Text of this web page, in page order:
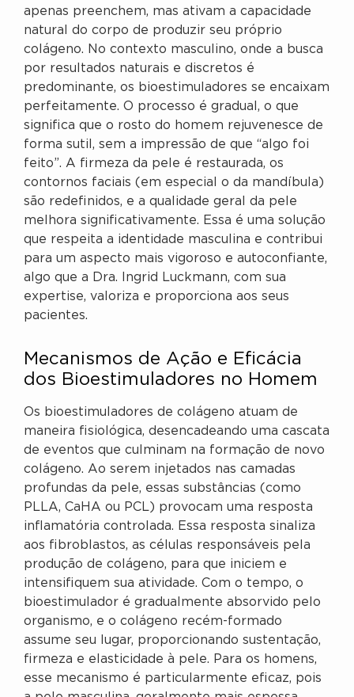
apenas preenchem, mas ativam a capacidade
natural do corpo de produzir seu próprio
colágeno. No contexto masculino, onde a busca
por resultados naturais e discretos é
predominante, os bioestimuladores se encaixam
perfeitamente. O processo é gradual, o que
significa que o rosto do homem rejuvenesce de
forma sutil, sem a impressão de que “algo foi
feito”. A firmeza da pele é restaurada, os
contornos faciais (em especial o da mandíbula)
são redefinidos, e a qualidade geral da pele
melhora significativamente. Essa é uma solução
que respeita a identidade masculina e contribui
para um aspecto mais vigoroso e autoconfiante,
algo que a Dra. Ingrid Luckmann, com sua
expertise, valoriza e proporciona aos seus
pacientes.
Mecanismos de Ação e Eficácia
dos Bioestimuladores no Homem
Os bioestimuladores de colágeno atuam de
maneira fisiológica, desencadeando uma cascata
de eventos que culminam na formação de novo
colágeno. Ao serem injetados nas camadas
profundas da pele, essas substâncias (como
PLLA, CaHA ou PCL) provocam uma resposta
inflamatória controlada. Essa resposta sinaliza
aos fibroblastos, as células responsáveis pela
produção de colágeno, para que iniciem e
intensifiquem sua atividade. Com o tempo, o
bioestimulador é gradualmente absorvido pelo
organismo, e o colágeno recém-formado
assume seu lugar, proporcionando sustentação,
firmeza e elasticidade à pele. Para os homens,
esse mecanismo é particularmente eficaz, pois